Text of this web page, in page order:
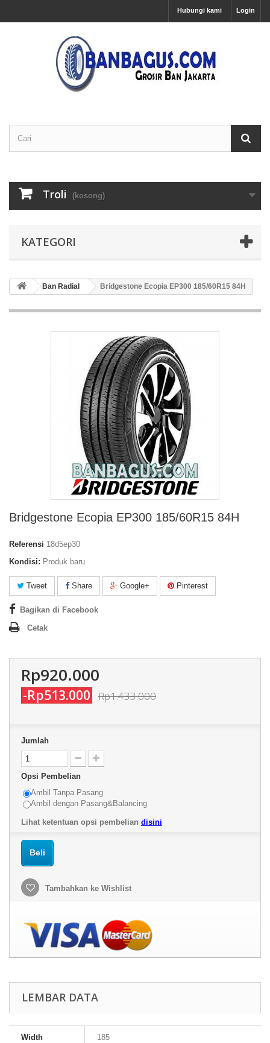
Login
Hubungi kami
Troli (kosong)
KATEGORI
Ban Radial Bridgestone Ecopia EP300 185/60R15 84H
Bridgestone Ecopia EP300 185/60R15 84H
Referensi 18d5ep30
Kondisi: Produk baru
Tweet Share Google+ Pinterest
Bagikan di Facebook
Cetak
Rp920.000
-Rp513.000 Rp1.433.000
Jumlah
Opsi Pembelian
Ambil Tanpa Pasang
Ambil dengan Pasang&Balancing
Lihat ketentuan opsi pembelian disini
Beli
Tambahkan ke Wishlist
LEMBAR DATA
Width 185